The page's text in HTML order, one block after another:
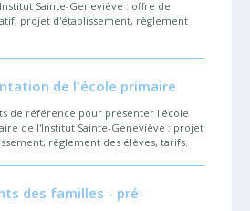
Sainte-Geneviève : offre de
projet d'établissement, règlement
de l'école primaire
de référence pour présenter l'école
de l'Institut Sainte-Geneviève : projet
règlement des élèves, tarifs.
des familles - pré-